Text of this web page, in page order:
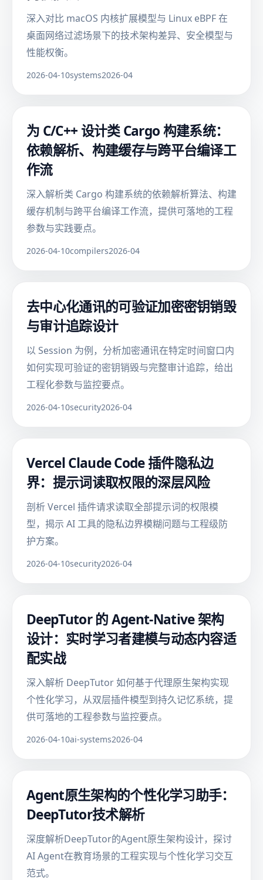
深入对比 macOS 内核扩展模型与 Linux eBPF 在
桌面网络过滤场景下的技术架构差异、安全模型与
性能权衡。
2026-04-10systems2026-04
为 C/C++ 设计类 Cargo 构建系统：
依赖解析、构建缓存与跨平台编译工
作流
深入解析类 Cargo 构建系统的依赖解析算法、构建
缓存机制与跨平台编译工作流，提供可落地的工程
参数与实践要点。
2026-04-10compilers2026-04
去中心化通讯的可验证加密密钥销毁
与审计追踪设计
以 Session 为例，分析加密通讯在特定时间窗口内
如何实现可验证的密钥销毁与完整审计追踪，给出
工程化参数与监控要点。
2026-04-10security2026-04
Vercel Claude Code 插件隐私边
界：提示词读取权限的深层风险
剖析 Vercel 插件请求读取全部提示词的权限模
型，揭示 AI 工具的隐私边界模糊问题与工程级防
护方案。
2026-04-10security2026-04
DeepTutor 的 Agent-Native 架构
设计：实时学习者建模与动态内容适
配实战
深入解析 DeepTutor 如何基于代理原生架构实现
个性化学习，从双层插件模型到持久记忆系统，提
供可落地的工程参数与监控要点。
2026-04-10ai-systems2026-04
Agent原生架构的个性化学习助手：
DeepTutor技术解析
深度解析DeepTutor的Agent原生架构设计，探讨
AI Agent在教育场景的工程实现与个性化学习交互
范式。